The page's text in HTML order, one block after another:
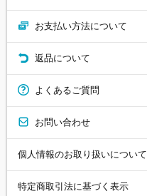
お支払い方法について
返品について
よくあるご質問
お問い合わせ
個人情報のお取り扱いについて
特定商取引法に基づく表示